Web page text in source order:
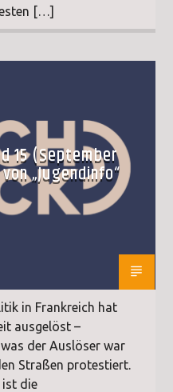
[…]
15 (September
„Jugendinfo“
in Frankreich hat
ausgelöst –
der Auslöser war
Straßen protestiert.
ist die